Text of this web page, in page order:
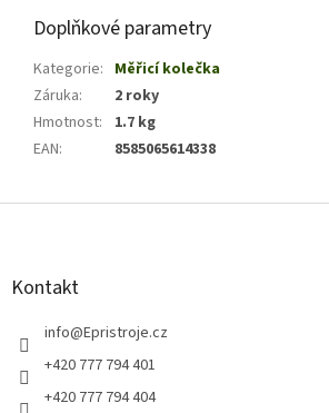
Doplňkové parametry
Kategorie: Měřicí kolečka
Záruka:
2 roky
Hmotnost:
1.7 kg
EAN: 8585065614338
Z
Kontakt
info@Epristroje.cz
+420 777 794 401
+420 777 794 404